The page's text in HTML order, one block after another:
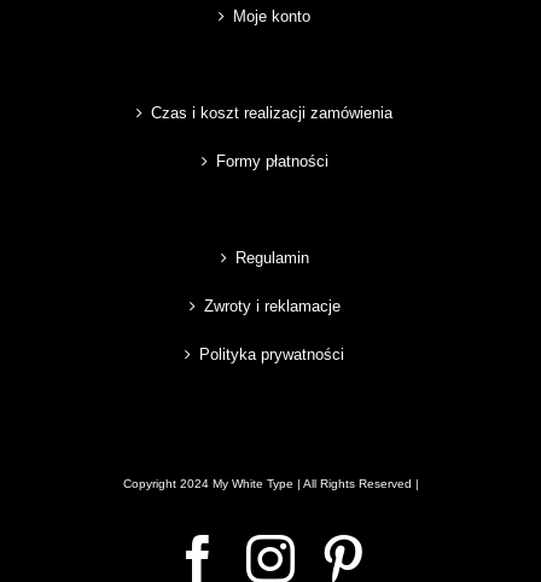
Moje konto
Czas i koszt realizacji zamówienia
Formy płatności
Regulamin
Zwroty i reklamacje
Polityka prywatności
Copyright 2024 My White Type | All Rights Reserved |
Facebook
Instagram